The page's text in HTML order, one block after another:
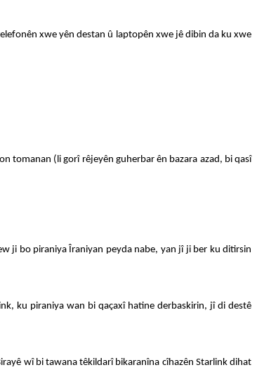
xwe yên destan û laptopên xwe jê dibin da ku xwe
tomanan (li gorî rêjeyên guherbar ên bazara azad, bi qasî
ji bo piraniya Îraniyan peyda nabe, yan jî ji ber ku ditirsin
ku piraniya wan bi qaçaxî hatine derbaskirin, jî di destê
wî bi tawana têkildarî bikaranîna cîhazên Starlink dihat